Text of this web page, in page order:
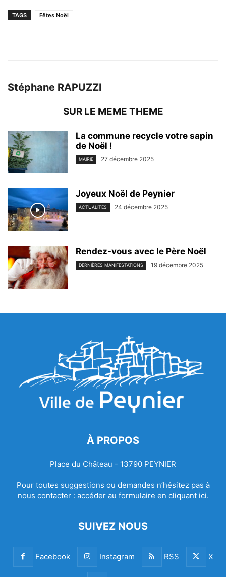
TAGS Fêtes Noël
Stéphane RAPUZZI
SUR LE MEME THEME
La commune recycle votre sapin
de Noël !
MAIRIE 27 décembre 2025
Joyeux Noël de Peynier
ACTUALITÉS 24 décembre 2025
Rendez-vous avec le Père Noël
DERNIÈRES MANIFESTATIONS 19 décembre 2025
À PROPOS
Place du Château - 13790 PEYNIER
Pour toutes suggestions ou demandes n’hésitez pas à
nous contacter : accéder au formulaire en cliquant ici.
SUIVEZ NOUS
Facebook Instagram RSS X